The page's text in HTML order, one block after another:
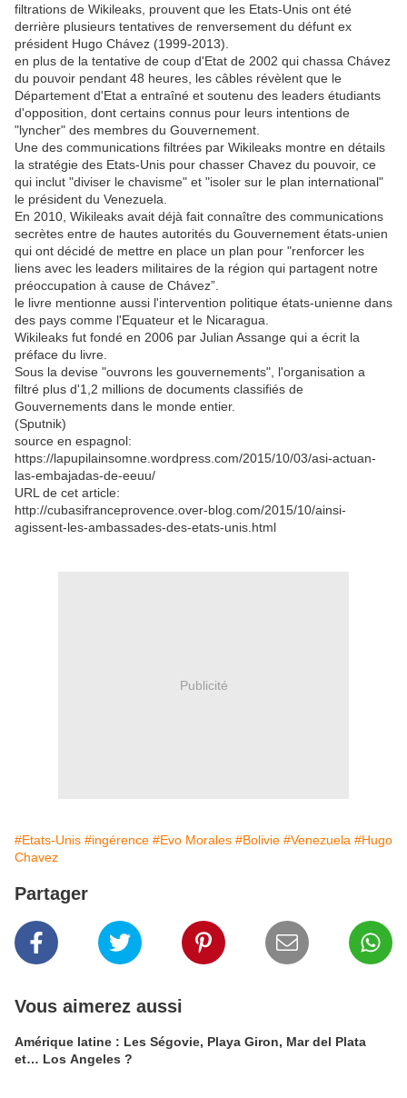
filtrations de Wikileaks, prouvent que les Etats-Unis ont été
derrière plusieurs tentatives de renversement du défunt ex
président Hugo Chávez (1999-2013).
en plus de la tentative de coup d'Etat de 2002 qui chassa Chávez
du pouvoir pendant 48 heures, les câbles révèlent que le
Département d'Etat a entraîné et soutenu des leaders étudiants
d'opposition, dont certains connus pour leurs intentions de
"lyncher" des membres du Gouvernement.
Une des communications filtrées par Wikileaks montre en détails
la stratégie des Etats-Unis pour chasser Chavez du pouvoir, ce
qui inclut "diviser le chavisme" et "isoler sur le plan international"
le président du Venezuela.
En 2010, Wikileaks avait déjà fait connaître des communications
secrètes entre de hautes autorités du Gouvernement états-unien
qui ont décidé de mettre en place un plan pour "renforcer les
liens avec les leaders militaires de la région qui partagent notre
préoccupation à cause de Chávez”.
le livre mentionne aussi l'intervention politique états-unienne dans
des pays comme l'Equateur et le Nicaragua.
Wikileaks fut fondé en 2006 par Julian Assange qui a écrit la
préface du livre.
Sous la devise "ouvrons les gouvernements", l'organisation a
filtré plus d'1,2 millions de documents classifiés de
Gouvernements dans le monde entier.
(Sputnik)
source en espagnol:
https://lapupilainsomne.wordpress.com/2015/10/03/asi-actuan-
las-embajadas-de-eeuu/
URL de cet article:
http://cubasifranceprovence.over-blog.com/2015/10/ainsi-
agissent-les-ambassades-des-etats-unis.html
Publicité
#Etats-Unis #ingérence #Evo Morales #Bolivie #Venezuela #Hugo
Chavez
Partager
Vous aimerez aussi
Amérique latine : Les Ségovie, Playa Giron, Mar del Plata
et… Los Angeles ?